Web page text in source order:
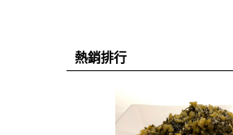
熱銷排行